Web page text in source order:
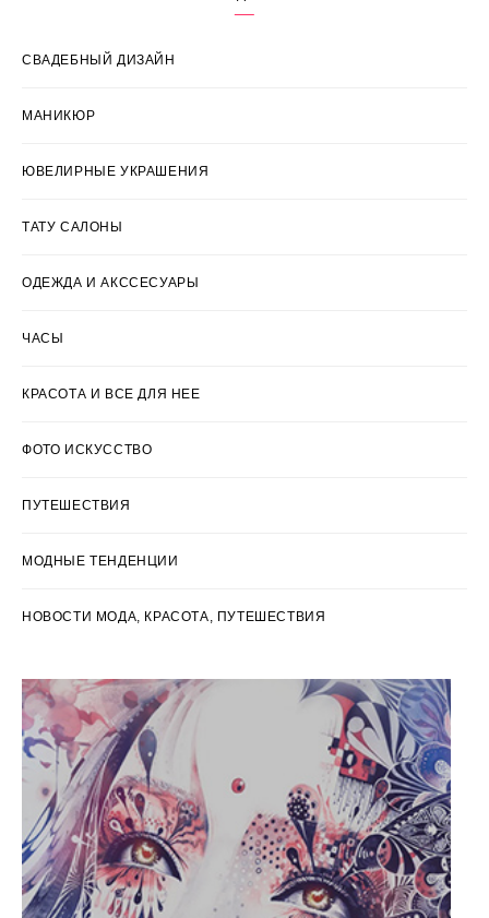
СВАДЕБНЫЙ ДИЗАЙН
МАНИКЮР
ЮВЕЛИРНЫЕ УКРАШЕНИЯ
ТАТУ САЛОНЫ
ОДЕЖДА И АКССЕСУАРЫ
ЧАСЫ
КРАСОТА И ВСЕ ДЛЯ НЕЕ
ФОТО ИСКУССТВО
ПУТЕШЕСТВИЯ
МОДНЫЕ ТЕНДЕНЦИИ
НОВОСТИ МОДА, КРАСОТА, ПУТЕШЕСТВИЯ